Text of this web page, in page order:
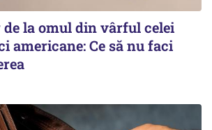
la omul din vârful celei
americane: Ce să nu faci